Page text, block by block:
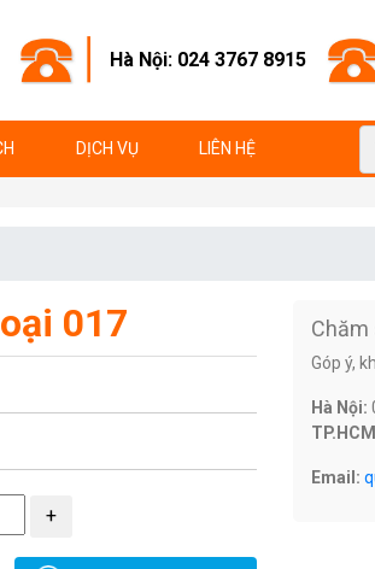
Hà Nội: 024 3767 8915
DỊCH VỤ LIÊN HỆ
017 Chăm
Góp ý,
Hà Nội:
Email: